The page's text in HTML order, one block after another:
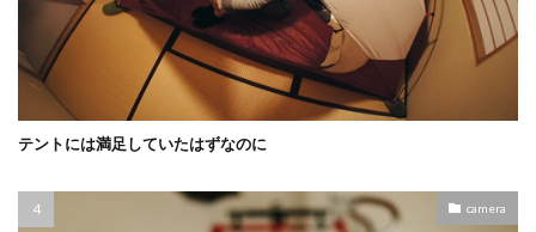
テントには満足していたはずなのに
camera